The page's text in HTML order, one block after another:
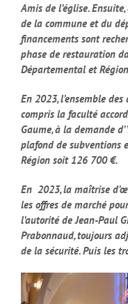
Amis de l’église.
de la commune et du
financements sont
phase de restauration
Départemental et
En 2023, l’ensemble
compris la faculté
Gaume, à la demande
plafond de subventions
Région soit 126 700 €.
En 2023, la maîtrise
les offres de marché
l’autorité de Jean-Paul
Prabonnaud, toujours
de la sécurité. Puis les